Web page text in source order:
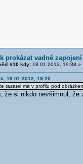
prokázat vadné
#10 kdy:18.01.2012, 19:38 »
18.01.2012, 19:20
tazatel má v profilu pod
že si nikdo nevšimnul,